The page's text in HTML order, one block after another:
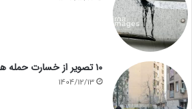
۱۰ تصویر از خسارت حمله هوایی به خیابان‌های تهران
1404/12/13